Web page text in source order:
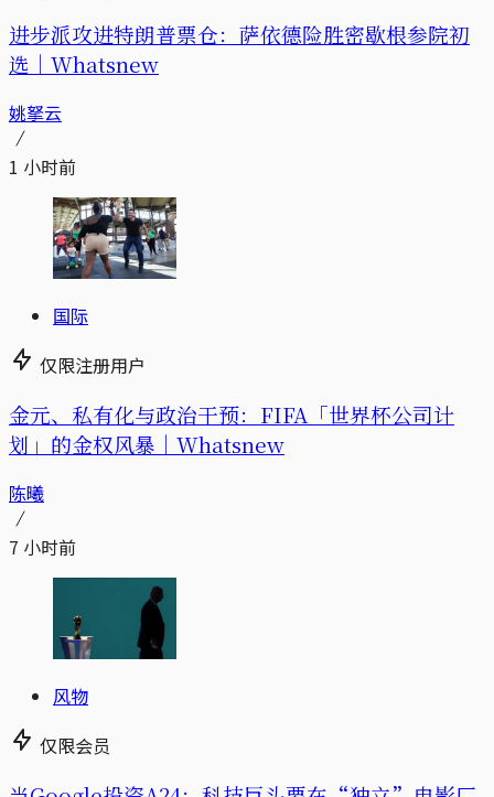
进步派攻进特朗普票仓：萨依德险胜密歇根参院初
选｜Whatsnew
姚拏云
1 小时前
国际
仅限注册用户
金元、私有化与政治干预：FIFA「世界杯公司计
划」的金权风暴｜Whatsnew
陈曦
7 小时前
风物
仅限会员